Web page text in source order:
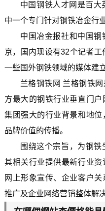
中国钢铁人才网是百
中一个专门针对钢铁冶金行
中国冶金报社和中国
京，国内现设有32个记者
一些国外钢铁领域的媒体建
兰格钢铁网 兰格钢铁
方最大的钢铁行业垂直门
集团强大的行业背景和地
品牌价值的传播。
围绕这个宗旨，为钢
其相关行业提供最新行业
网上形象宣传、企业客户
推广及企业网络营销整体解